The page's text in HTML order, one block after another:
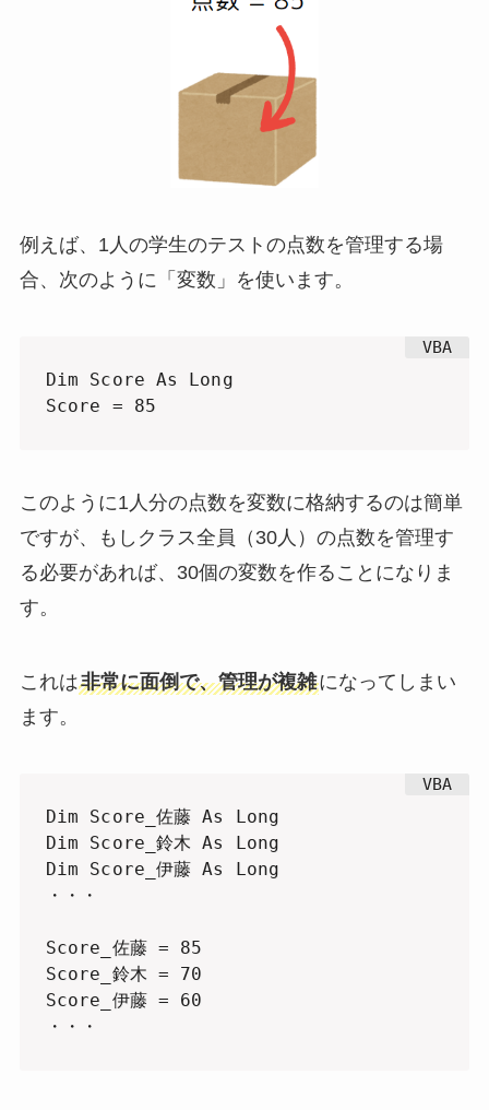
例えば、1人の学生のテストの点数を管理する場
合、次のように「変数」を使います。
Dim Score As Long
Score = 85
このように1人分の点数を変数に格納するのは簡単
ですが、もしクラス全員（30人）の点数を管理す
る必要があれば、30個の変数を作ることになりま
す。
これは非常に面倒で、管理が複雑になってしまい
ます。
Dim Score_佐藤 As Long
Dim Score_鈴木 As Long
Dim Score_伊藤 As Long
・・・
Score_佐藤 = 85
Score_鈴木 = 70
Score_伊藤 = 60
・・・